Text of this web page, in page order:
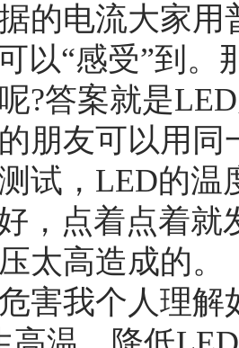
电流大家用
以“感受”到
?答案就是
友可以用同
试，LED的
，点着点着就
太高造成的。
我个人理解